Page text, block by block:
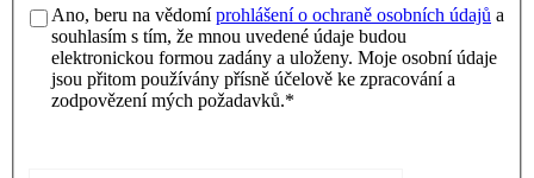
Ano, beru na vědomíprohlášení o ochraně osobních údajů a
souhlasím s tím, že mnou uvedené údaje budou
elektronickou formou zadány a uloženy. Moje osobní údaje
jsou přitom používány přísně účelově ke zpracování a
zodpovězení mých požadavků.*